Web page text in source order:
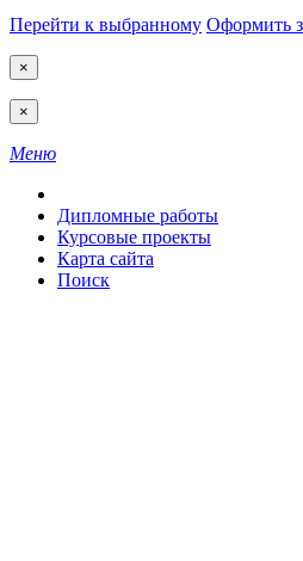
Перейти к выбранному Оформить
×
×
Меню
Дипломные работы
Курсовые проекты
Карта сайта
Поиск